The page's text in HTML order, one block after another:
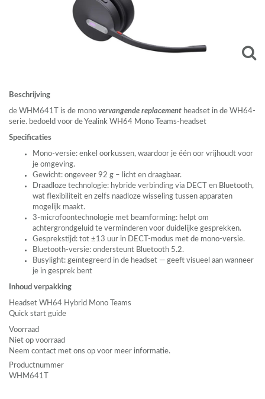
Beschrijving
de WHM641T is de mono vervangende replacement headset in de WH64-
serie. bedoeld voor de Yealink WH64 Mono Teams-headset
Specificaties
Mono-versie: enkel oorkussen, waardoor je één oor vrijhoudt voor
je omgeving.
Gewicht: ongeveer 92 g – licht en draagbaar.
Draadloze technologie: hybride verbinding via DECT
en Bluetooth,
wat flexibiliteit en zelfs naadloze wisseling tussen apparaten
mogelijk maakt.
3-microfoontechnologie met beamforming: helpt om
achtergrondgeluid te verminderen voor duidelijke gesprekken.
Gesprekstijd: tot ±13 uur in DECT -modus met de mono-versie.
Bluetooth-versie: ondersteunt Bluetooth 5.2.
Busylight: geïntegreerd in de headset — geeft visueel aan wanneer
je in gesprek bent
Inhoud verpakking
Headset WH64 Hybrid Mono Teams
Quick start guide
Voorraad
Niet op voorraad
Neem contact met ons op voor meer informatie.
Productnummer
WHM641T